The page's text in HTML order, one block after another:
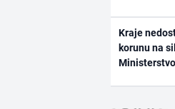
Kraje
korunu na